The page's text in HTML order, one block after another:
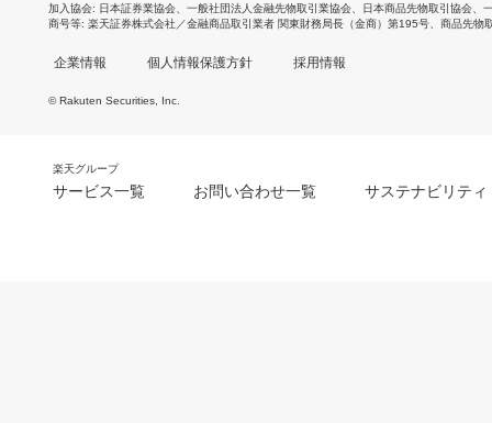
加入協会 日本証券業協会 一般社団法人金融先物取引業協会 日本商品先物取引協会
商号等 楽天証券株式会社／金融商品取引業者 関東財務局長（金商）第195号、商品先物
企業情報 個人情報保護方針 採用情報
© Rakuten Securities, Inc.
楽天グループ
サービス一覧 お問い合わせ一覧 サステナビリティ